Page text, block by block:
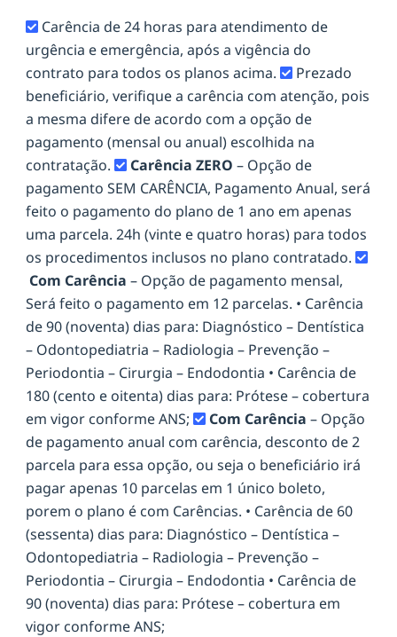
Carência de 24 horas para atendimento de
urgência e emergência, após a vigência do
contrato para todos os planos acima.
Prezado
beneficiário, verifique a carência com atenção, pois
a mesma difere de acordo com a opção de
pagamento (mensal ou anual) escolhida na
contratação.
Carência ZERO – Opção de
pagamento SEM CARÊNCIA, Pagamento Anual, será
feito o pagamento do plano de 1 ano em apenas
uma parcela. 24h (vinte e quatro horas) para todos
os procedimentos inclusos no plano contratado.
Com Carência – Opção de pagamento mensal,
Será feito o pagamento em 12 parcelas. • Carência
de 90 (noventa) dias para: Diagnóstico – Dentística
– Odontopediatria – Radiologia – Prevenção –
Periodontia – Cirurgia – Endodontia • Carência de
180 (cento e oitenta) dias para: Prótese – cobertura
em vigor conforme ANS;
Com Carência – Opção
de pagamento anual com carência, desconto de 2
parcela para essa opção, ou seja o beneficiário irá
pagar apenas 10 parcelas em 1 único boleto,
porem o plano é com Carências. • Carência de 60
(sessenta) dias para: Diagnóstico – Dentística –
Odontopediatria – Radiologia – Prevenção –
Periodontia – Cirurgia – Endodontia • Carência de
90 (noventa) dias para: Prótese – cobertura em
vigor conforme ANS;